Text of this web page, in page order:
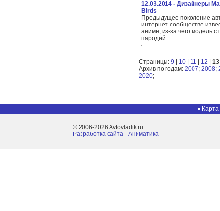
12.03.2014 - Дизайнеры
Birds
Предыдущее поколение
интернет-сообществе
аниме, из-за чего модель
пародий.
Страницы: 9 10 11 12 13
Архив по годам: 2007; 2008;
2020;
Карта
© 2006-2026 Avtovladik.ru
Разработка сайта - Aниматика